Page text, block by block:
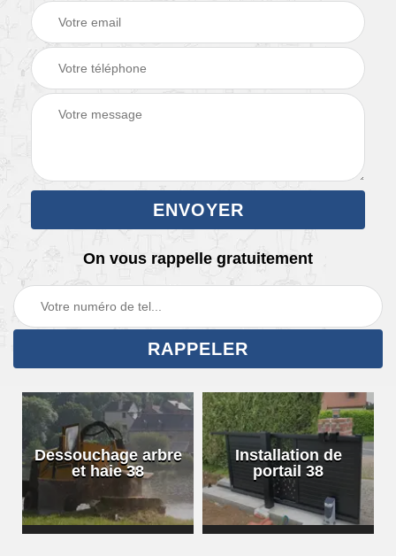
On vous rappelle gratuitement
Dessouchage arbre
et haie 38
Installation de
portail 38